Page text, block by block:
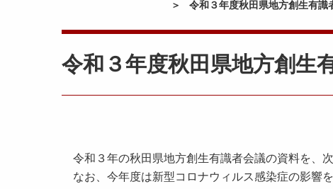
令和３年度秋田県地方創生有
令和３年度秋田県地方創
令和３年の秋田県地方創生有識者会議の資料を、
なお、今年度は新型コロナウィルス感染症の影響